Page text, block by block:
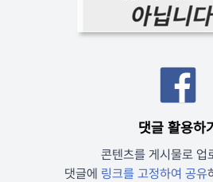
댓글 활용하기
콘텐츠를 게시물로 업
댓글에 링크를 고정하여 공유